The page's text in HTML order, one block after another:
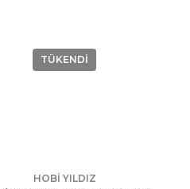
TÜKENDİ
HOBİ YILDIZ